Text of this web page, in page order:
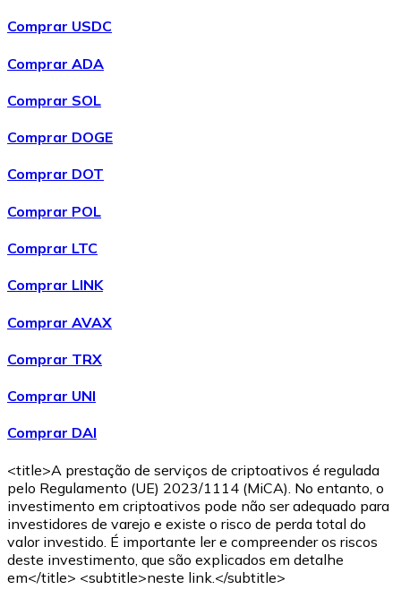
Comprar
AVAX
ComprarShiba Inu
SHIB
ComprarUniswapcom transferência bancárias
Comprar USDC
Comprar ADA
Comprar SOL
Comprar DOGE
Comprar DOT
Comprar POL
Comprar LTC
Comprar LINK
Comprar AVAX
Comprar TRX
Comprar UNI
Comprar DAI
<title>A prestação de serviços de criptoativos é regulada
pelo Regulamento (UE) 2023/1114 (MiCA). No entanto, o
investimento em criptoativos pode não ser adequado para
investidores de varejo e existe o risco de perda total do
valor investido. É importante ler e compreender os riscos
deste investimento, que são explicados em detalhe
em</title> <subtitle>neste link.</subtitle>